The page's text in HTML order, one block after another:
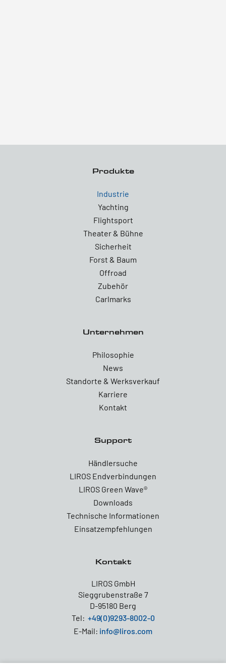
Produkte
Industrie
Yachting
Flightsport
Theater & Bühne
Sicherheit
Forst & Baum
Offroad
Zubehör
Carlmarks
Unternehmen
Philosophie
News
Standorte & Werksverkauf
Karriere
Kontakt
Support
Händlersuche
LIROS Endverbindungen
LIROS Green Wave®
Downloads
Technische Informationen
Einsatzempfehlungen
Kontakt
LIROS GmbH
Sieggrubenstraße 7
D-95180 Berg
Tel: +49(0)9293-8002-0
E-Mail: info@liros.com